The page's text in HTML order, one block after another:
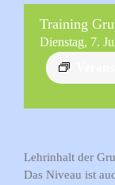
Training
Dienstag, 7.
Lehrinhalt der
Das Niveau ist